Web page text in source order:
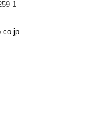
1